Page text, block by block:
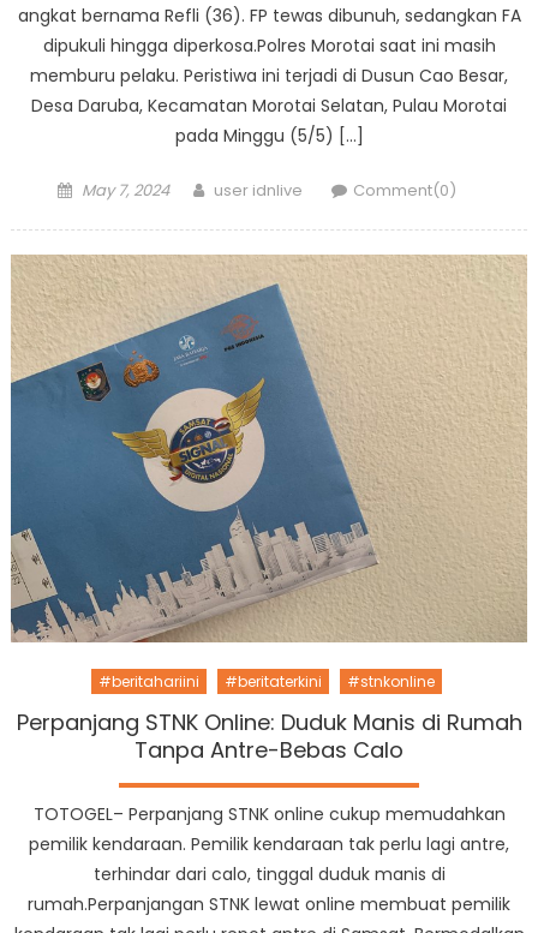
angkat bernama Refli (36). FP tewas dibunuh, sedangkan FA
dipukuli hingga diperkosa.Polres Morotai saat ini masih
memburu pelaku. Peristiwa ini terjadi di Dusun Cao Besar,
Desa Daruba, Kecamatan Morotai Selatan, Pulau Morotai
pada Minggu (5/5) […]
Posted
May 7, 2024 Author
user idnlive Comment(0)
#beritahariini #beritaterkini #stnkonline
Perpanjang STNK Online: Duduk Manis di Rumah
Tanpa Antre-Bebas Calo
TOTOGEL– Perpanjang STNK online cukup memudahkan
pemilik kendaraan. Pemilik kendaraan tak perlu lagi antre,
terhindar dari calo, tinggal duduk manis di
rumah.Perpanjangan STNK lewat online membuat pemilik